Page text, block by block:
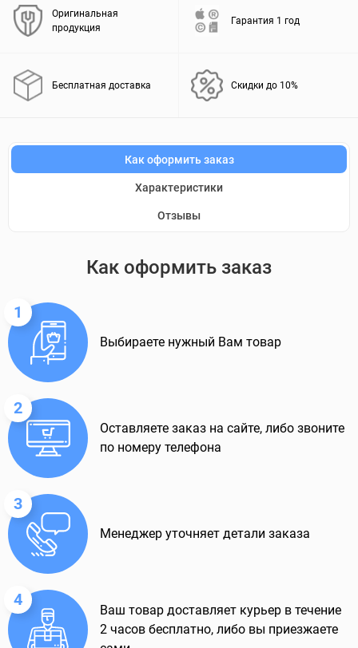
Оригинальная
продукция
Гарантия 1 год
Бесплатная доставка Скидки до 10%
Как оформить заказ
Характеристики
Отзывы
Как оформить заказ
1
Выбираете нужный Вам товар
2
Оставляете заказ на сайте, либо звоните
по номеру телефона
3
Менеджер уточняет детали заказа
4
Ваш товар доставляет курьер в течение
2 часов бесплатно, либо вы приезжаете